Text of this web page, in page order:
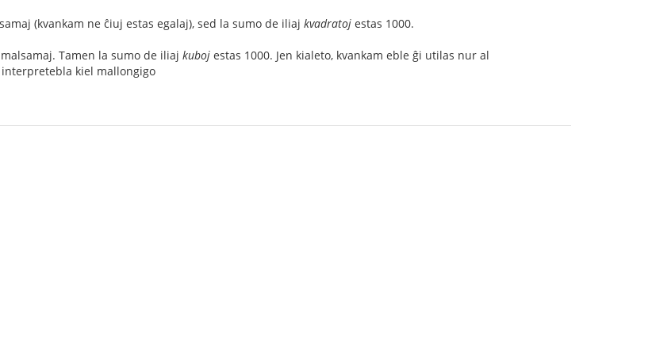
(kvankam ne ĉiuj estas egalaj), sed la sumo de iliaj kvadratoj estas 1000.
Tamen la sumo de iliaj kuboj estas 1000. Jen kialeto, kvankam eble ĝi utilas nur al
kiel mallongigo